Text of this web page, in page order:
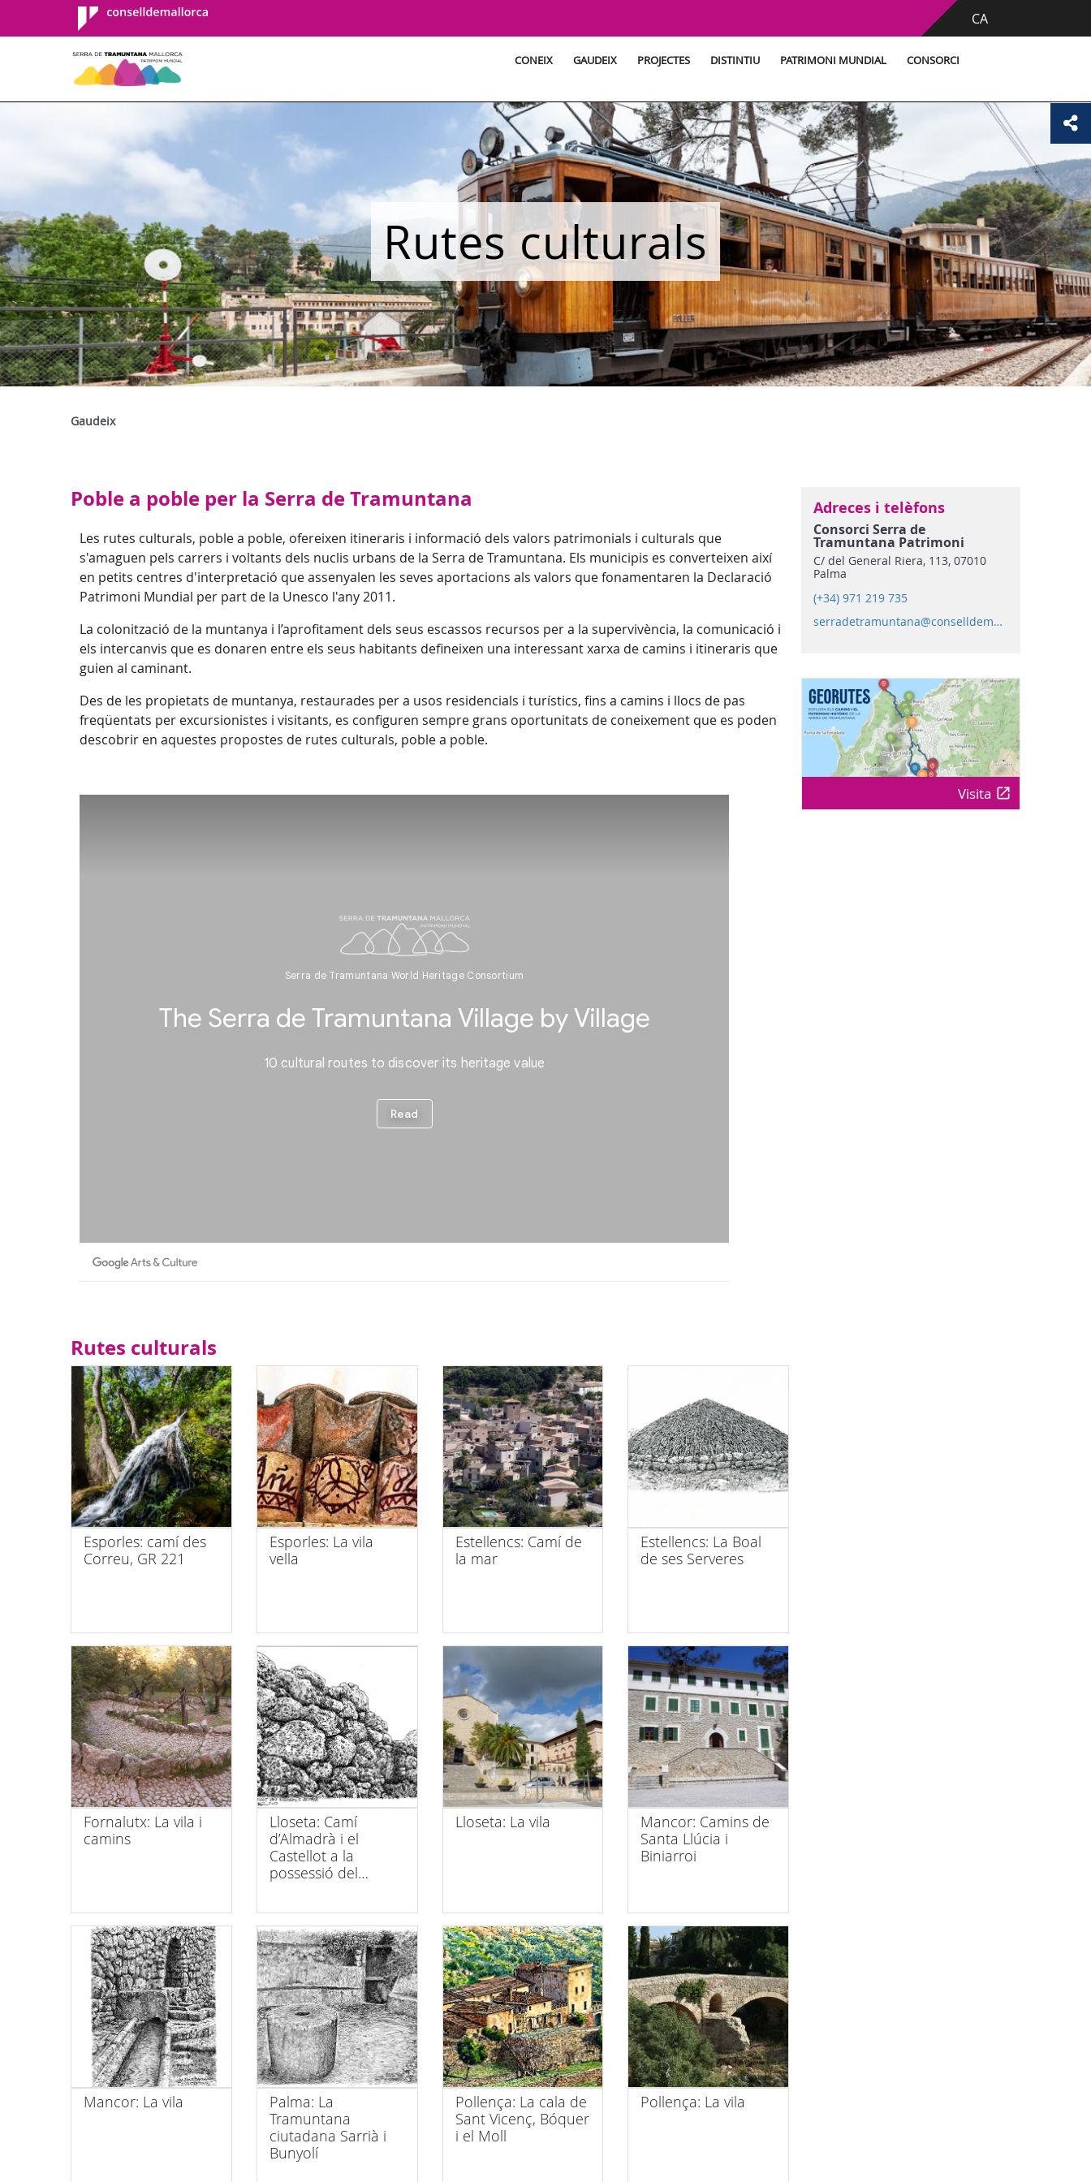
Consell de
Mallorca
CA
CONEIX GAUDEIX PROJECTES DISTINTIU PATRIMONI MUNDIAL CONSORCI
Rutes culturals
Gaudeix
Poble a poble per la Serra de Tramuntana
Les rutes culturals, poble a poble, ofereixen itineraris i informació dels valors patrimonials i culturals que
s'amaguen pels carrers i voltants dels nuclis urbans de la Serra de Tramuntana. Els municipis es converteixen així
en petits centres d'interpretació que assenyalen les seves aportacions als valors que fonamentaren la Declaració
Patrimoni Mundial per part de la Unesco l'any 2011.
La colonització de la muntanya i l’aprofitament dels seus escassos recursos per a la supervivència, la comunicació i
els intercanvis que es donaren entre els seus habitants defineixen una interessant xarxa de camins i itineraris que
guien al caminant.
Des de les propietats de muntanya, restaurades per a usos residencials i turístics, fins a camins i llocs de pas
freqüentats per excursionistes i visitants, es configuren sempre grans oportunitats de coneixement que es poden
descobrir en aquestes propostes de rutes culturals, poble a poble.
Rutes culturals
Esporles: camí des
Correu, GR 221
Esporles: La vila
vella
Estellencs: Camí de
la mar
Estellencs: La Boal
de ses Serveres
Fornalutx: La vila i
camins
Lloseta: Camí
d’Almadrà i el
Castellot a la
possessió del
Lloseta: La vila
Mancor: Camins de
Santa Llúcia i
Biniarroi
Mancor: La vila
Palma: La
Tramuntana
ciutadana Sarrià i
Bunyolí
Pollença: La cala de
Sant Vicenç, Bóquer
i el Moll
Pollença: La vila
Adreces i telèfons
Consorci Serra de
Tramuntana Patrimoni
Mundial
C/ del General Riera, 113, 07010
Palma
(+34) 971 219 735
serradetramuntana@conselldemallorca.net
Visita